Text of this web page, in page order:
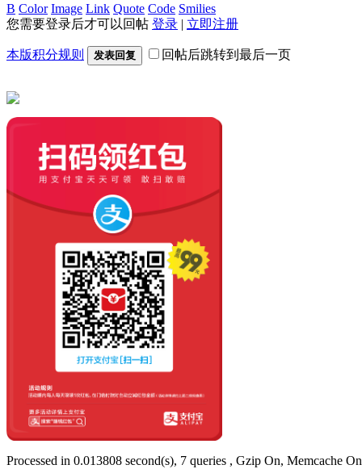
B Color Image Link Quote Code Smilies
您需要登录后才可以回帖 登录 | 立即注册
本版积分规则 发表回复 回帖后跳转到最后一页
Processed in 0.013808 second(s), 7 queries , Gzip On, Memcache